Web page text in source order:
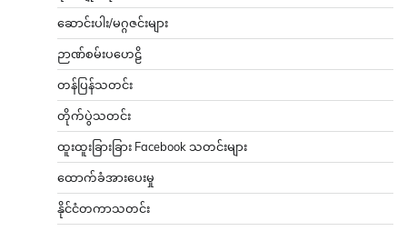
ဆောင်းပါး/မဂ္ဂဇင်းများ
ဉာဏ်စမ်းပဟေဠိ
တန်ပြန်သတင်း
တိုက်ပွဲသတင်း
ထူးထူးခြားခြား Facebook သတင်းများ
ထောက်ခံအားပေးမှု
နိုင်ငံတကာသတင်း